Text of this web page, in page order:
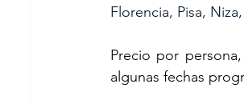
Florencia, Pisa,
Precio por
algunas fechas